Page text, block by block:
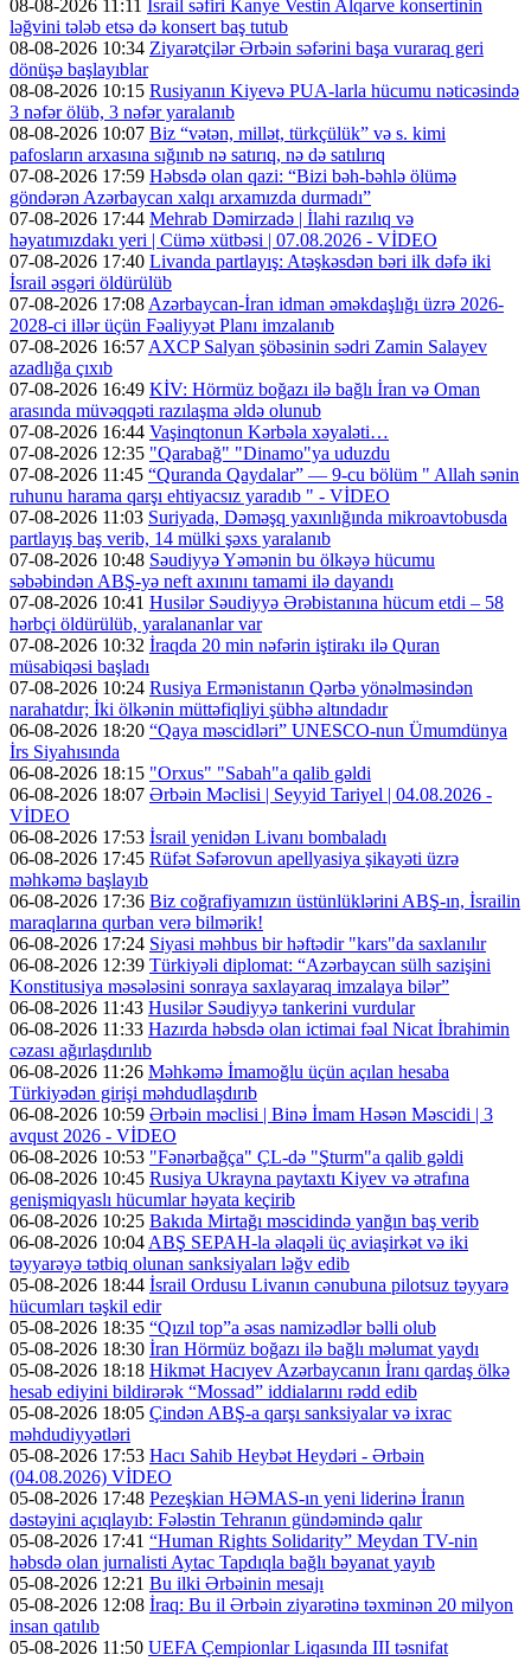
08-08-2026 11:11
İsrail səfiri Kanye Vestin Alqarve konsertinin
ləğvini tələb etsə də konsert baş tutub
08-08-2026 10:34 Ziyarətçilər Ərbəin səfərini başa vuraraq geri
dönüşə başlayıblar
08-08-2026 10:15 Rusiyanın Kiyevə PUA-larla hücumu nəticəsində
3 nəfər ölüb, 3 nəfər yaralanıb
08-08-2026 10:07 Biz “vətən, millət, türkçülük” və s. kimi
pafosların arxasına sığınıb nə satırıq, nə də satılırıq
07-08-2026 17:59 Həbsdə olan qazi: “Bizi bəh-bəhlə ölümə
göndərən Azərbaycan xalqı arxamızda durmadı”
07-08-2026 17:44 Mehrab Dəmirzadə | İlahi razılıq və
həyatımızdakı yeri | Cümə xütbəsi | 07.08.2026 - VİDEO
07-08-2026 17:40 Livanda partlayış: Atəşkəsdən bəri ilk dəfə iki
İsrail əsgəri öldürülüb
07-08-2026 17:08 Azərbaycan-İran idman əməkdaşlığı üzrə 2026-
2028-ci illər üçün Fəaliyyət Planı imzalanıb
07-08-2026 16:57 AXCP Salyan şöbəsinin sədri Zamin Salayev
azadlığa çıxıb
07-08-2026 16:49 KİV: Hörmüz boğazı ilə bağlı İran və Oman
arasında müvəqqəti razılaşma əldə olunub
07-08-2026 16:44 Vaşinqtonun Kərbəla xəyaləti…
07-08-2026 12:35 "Qarabağ" "Dinamo"ya uduzdu
07-08-2026 11:45 “Quranda Qaydalar” — 9-cu bölüm " Allah sənin
ruhunu harama qarşı ehtiyacsız yaradıb " - VİDEO
07-08-2026 11:03 Suriyada, Dəməşq yaxınlığında mikroavtobusda
partlayış baş verib, 14 mülki şəxs yaralanıb
07-08-2026 10:48 Səudiyyə Yəmənin bu ölkəyə hücumu
səbəbindən ABŞ-yə neft axınını tamami ilə dayandı
07-08-2026 10:41 Husilər Səudiyyə Ərəbistanına hücum etdi – 58
hərbçi öldürülüb, yaralananlar var
07-08-2026 10:32 İraqda 20 min nəfərin iştirakı ilə Quran
müsabiqəsi başladı
07-08-2026 10:24 Rusiya Ermənistanın Qərbə yönəlməsindən
narahatdır; İki ölkənin müttəfiqliyi şübhə altındadır
06-08-2026 18:20 “Qaya məscidləri” UNESCO-nun Ümumdünya
İrs Siyahısında
06-08-2026 18:15 "Orxus" "Sabah"a qalib gəldi
06-08-2026 18:07 Ərbəin Məclisi | Seyyid Tariyel | 04.08.2026 -
VİDEO
06-08-2026 17:53 İsrail yenidən Livanı bombaladı
06-08-2026 17:45 Rüfət Səfərovun apellyasiya şikayəti üzrə
məhkəmə başlayıb
06-08-2026 17:36 Biz coğrafiyamızın üstünlüklərini ABŞ-ın, İsrailin
maraqlarına qurban verə bilmərik!
06-08-2026 17:24 Siyasi məhbus bir həftədir "kars"da saxlanılır
06-08-2026 12:39 Türkiyəli diplomat: “Azərbaycan sülh sazişini
Konstitusiya məsələsini sonraya saxlayaraq imzalaya bilər”
06-08-2026 11:43 Husilər Səudiyyə tankerini vurdular
06-08-2026 11:33 Hazırda həbsdə olan ictimai fəal Nicat İbrahimin
cəzası ağırlaşdırılıb
06-08-2026 11:26 Məhkəmə İmamoğlu üçün açılan hesaba
Türkiyədən girişi məhdudlaşdırıb
06-08-2026 10:59 Ərbəin məclisi | Binə İmam Həsən Məscidi | 3
avqust 2026 - VİDEO
06-08-2026 10:53 "Fənərbağça" ÇL-də "Şturm"a qalib gəldi
06-08-2026 10:45 Rusiya Ukrayna paytaxtı Kiyev və ətrafına
genişmiqyaslı hücumlar həyata keçirib
06-08-2026 10:25 Bakıda Mirtağı məscidində yanğın baş verib
06-08-2026 10:04 ABŞ SEPAH-la əlaqəli üç aviaşirkət və iki
təyyarəyə tətbiq olunan sanksiyaları ləğv edib
05-08-2026 18:44 İsrail Ordusu Livanın cənubuna pilotsuz təyyarə
hücumları təşkil edir
05-08-2026 18:35 “Qızıl top”a əsas namizədlər bəlli olub
05-08-2026 18:30 İran Hörmüz boğazı ilə bağlı məlumat yaydı
05-08-2026 18:18 Hikmət Hacıyev Azərbaycanın İranı qardaş ölkə
hesab ediyini bildirərək “Mossad” iddialarını rədd edib
05-08-2026 18:05 Çindən ABŞ-a qarşı sanksiyalar və ixrac
məhdudiyyətləri
05-08-2026 17:53 Hacı Sahib Heybət Heydəri - Ərbəin
(04.08.2026) VİDEO
05-08-2026 17:48 Pezeşkian HƏMAS-ın yeni liderinə İranın
dəstəyini açıqlayıb: Fələstin Tehranın gündəmində qalır
05-08-2026 17:41 “Human Rights Solidarity” Meydan TV-nin
həbsdə olan jurnalisti Aytac Tapdıqla bağlı bəyanat yayıb
05-08-2026 12:21 Bu ilki Ərbəinin mesajı
05-08-2026 12:08 İraq: Bu il Ərbəin ziyarətinə təxminən 20 milyon
insan qatılıb
05-08-2026 11:50 UEFA Çempionlar Liqasında III təsnifat